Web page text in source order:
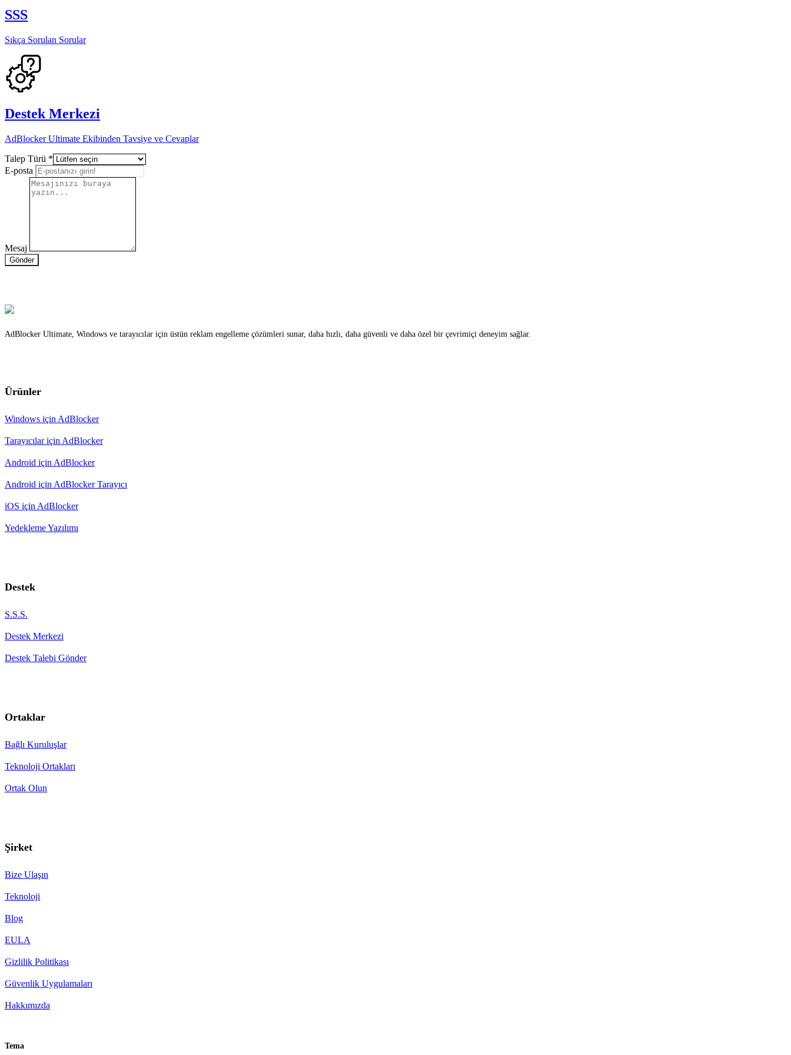
SSS
Sıkça Sorulan Sorular
Destek Merkezi
AdBlocker Ultimate Ekibinden Tavsiye ve Cevaplar
Talep Türü *
E-posta
Mesaj
Gönder
AdBlocker Ultimate, Windows ve tarayıcılar için üstün reklam engelleme çözümleri sunar, daha hızlı, daha güvenli ve daha özel bir çevrimiçi deneyim sağlar.
Ürünler
Windows için AdBlocker
Tarayıcılar için AdBlocker
Android için AdBlocker
Android için AdBlocker Tarayıcı
iOS için AdBlocker
Yedekleme Yazılımı
Destek
S.S.S.
Destek Merkezi
Destek Talebi Gönder
Ortaklar
Bağlı Kuruluşlar
Teknoloji Ortakları
Ortak Olun
Şirket
Bize Ulaşın
Teknoloji
Blog
EULA
Gizlilik Politikası
Güvenlik Uygulamaları
Hakkımızda
Tema